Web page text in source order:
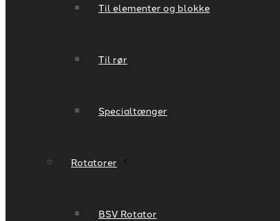
Til elementer og blokke
Til rør
Specialtænger
Rotatorer
BSV Rotator